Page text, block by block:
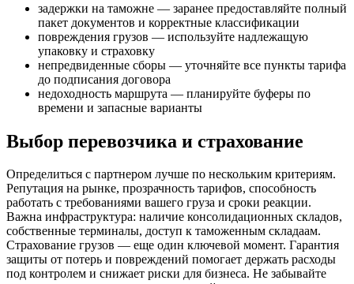
задержки на таможне — заранее предоставляйте полный
пакет документов и корректные классификации
повреждения грузов — используйте надлежащую
упаковку и страховку
непредвиденные сборы — уточняйте все пункты тарифа
до подписания договора
недоходность маршрута — планируйте буферы по
времени и запасные варианты
Выбор перевозчика и страхование
Определиться с партнером лучше по нескольким критериям.
Репутация на рынке, прозрачность тарифов, способность
работать с требованиями вашего груза и сроки реакции.
Важна инфраструктура: наличие консолидационных складов,
собственные терминалы, доступ к таможенным складаам.
Страхование грузов — еще один ключевой момент. Гарантия
защиты от потерь и повреждений помогает держать расходы
под контролем и снижает риски для бизнеса. Не забывайте